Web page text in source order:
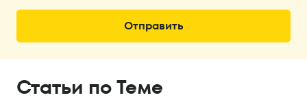
Статьи по Теме